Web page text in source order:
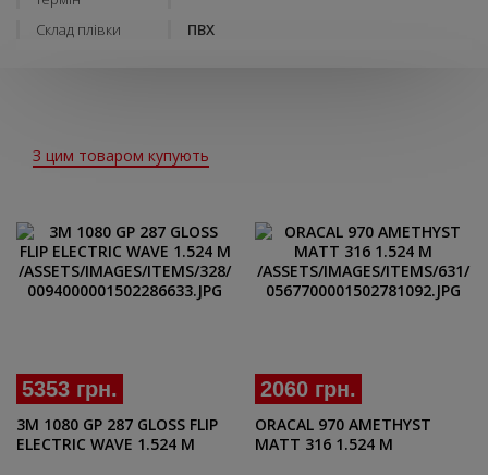
Склад плівки
ПВХ
З цим товаром купують
5353 грн.
3M 1080 GP 287 GLOSS FLIP
ELECTRIC WAVE 1.524 M
2060 грн.
ORACAL 970 AMETHYST
MATT 316 1.524 M